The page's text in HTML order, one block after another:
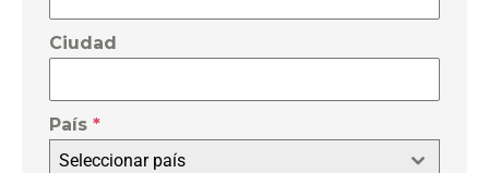
Ciudad
País *
Seleccionar país